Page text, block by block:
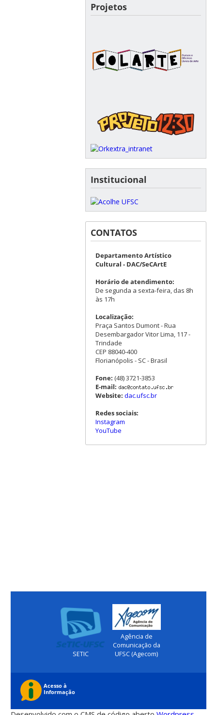
Projetos
Institucional
CONTATOS
Departamento Artístico
Cultural - DAC/SeCArtE
Horário de atendimento:
De segunda a sexta-feira, das 8h
às 17h
Localização:
Praça Santos Dumont - Rua
Desembargador Vitor Lima, 117 -
Trindade
CEP 88040-400
Florianópolis - SC - Brasil
Fone: (48) 3721-3853
E-mail:
Website: dac.ufsc.br
Redes sociais:
Instagram
YouTube
SETIC
Agência de
Comunicação da
UFSC (Agecom)